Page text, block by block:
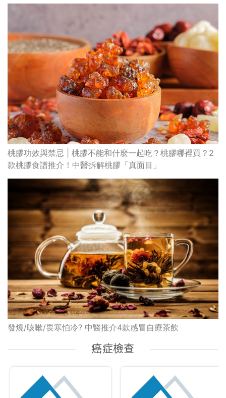
桃膠功效與禁忌 | 桃膠不能和什麼一起吃？桃膠哪裡買？2
款桃膠食譜推介！中醫拆解桃膠「真面目」
發燒/咳嗽/畏寒怕冷? 中醫推介4款感冒自療茶飲